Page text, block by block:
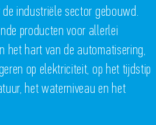
industriële sector gebouwd.
producten voor allerlei
het hart van de automatisering,
op elektriciteit, op het tijdstip
het waterniveau en het